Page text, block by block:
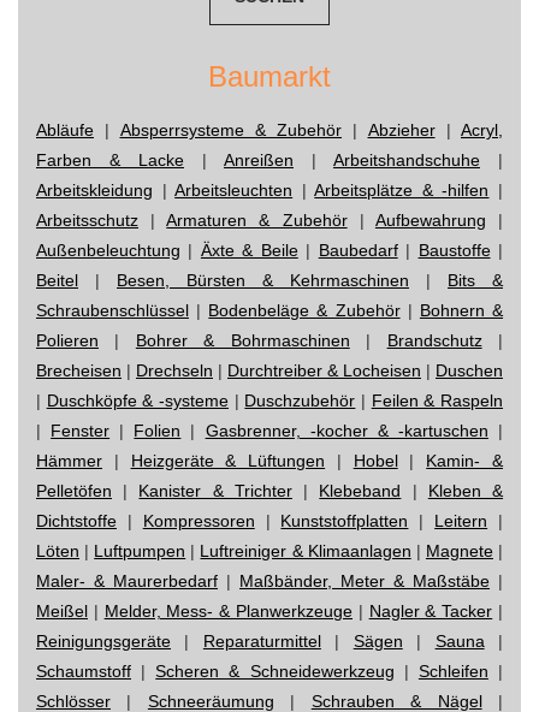
Baumarkt
Abläufe | Absperrsysteme & Zubehör | Abzieher| Acryl,
Farben & Lacke | Anreißen | Arbeitshandschuhe |
Arbeitskleidung |Arbeitsleuchten |Arbeitsplätze & -hilfen |
Arbeitsschutz |Armaturen & Zubehör| Aufbewahrung |
Außenbeleuchtung | Äxte & Beile| Baubedarf| Baustoffe|
Beitel | Besen, Bürsten & Kehrmaschinen | Bits &
Schraubenschlüssel | Bodenbeläge & Zubehör| Bohnern &
Polieren | Bohrer & Bohrmaschinen | Brandschutz|
Brecheisen | Drechseln | Durchtreiber & Locheisen | Duschen
| Duschköpfe & -systeme | Duschzubehör | Feilen & Raspeln
| Fenster | Folien | Gasbrenner, -kocher & -kartuschen |
Hämmer | Heizgeräte & Lüftungen | Hobel| Kamin- &
Pelletöfen | Kanister & Trichter| Klebeband | Kleben &
Dichtstoffe | Kompressoren | Kunststoffplatten | Leitern |
Löten | Luftpumpen | Luftreiniger & Klimaanlagen | Magnete|
Maler- & Maurerbedarf | Maßbänder, Meter & Maßstäbe |
Meißel | Melder, Mess- & Planwerkzeuge | Nagler & Tacker |
Reinigungsgeräte | Reparaturmittel| Sägen | Sauna |
Schaumstoff |Scheren & Schneidewerkzeug | Schleifen |
Schlösser | Schneeräumung | Schrauben & Nägel|